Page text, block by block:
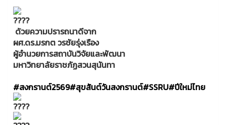
ด้วยความปรารถนาดีจาก
ผศ.ดร.มรกต วรชัยรุ่งเรือง
ผู้อำนวยการสถาบันวิจัยและพัฒนา
มหาวิทยาลัยราชภัฏสวนสุนันทา
#สงกรานต์2569#สุขสันต์วันสงกรานต์#SSRU#ปีใหม่ไทย